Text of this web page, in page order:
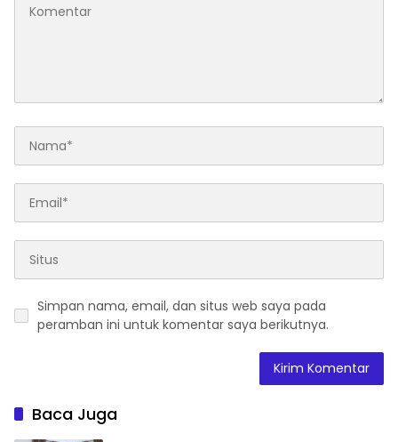
Simpan nama, email, dan situs web saya pada
peramban ini untuk komentar saya berikutnya.
Baca Juga